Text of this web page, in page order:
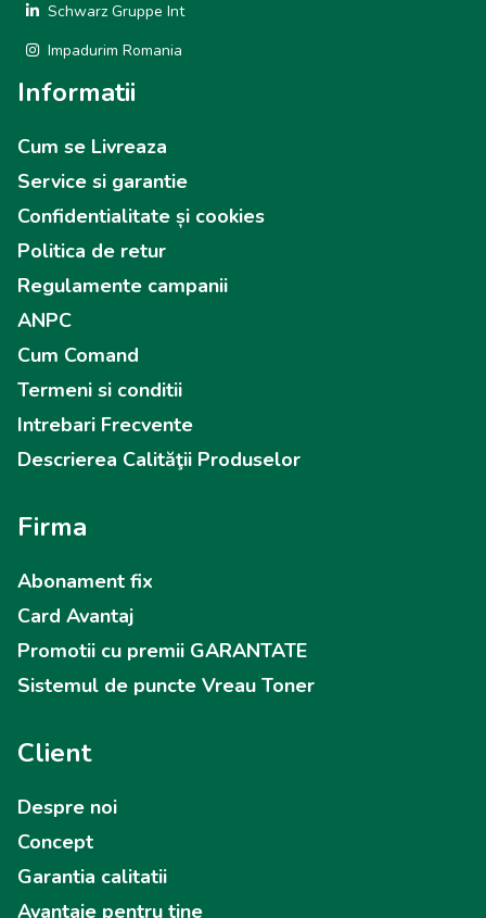
Schwarz Gruppe Int
Impadurim Romania
Informatii
Cum se Livreaza
Service si garantie
Confidentialitate și cookies
Politica de retur
Regulamente campanii
ANPC
Cum Comand
Termeni si conditii
Intrebari Frecvente
Descrierea Calităţii Produselor
Firma
Abonament fix
Card Avantaj
Promotii cu premii GARANTATE
Sistemul de puncte Vreau Toner
Client
Despre noi
Concept
Garantia calitatii
Avantaje pentru tine